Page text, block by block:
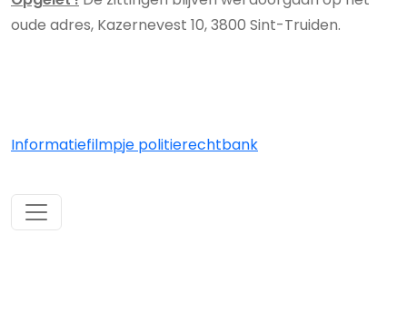
oude adres, Kazernevest 10, 3800 Sint-Truiden.
Informatiefilmpje politierechtbank